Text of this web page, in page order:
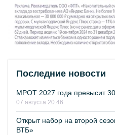
Последние новости
МРОТ 2027 года превысит
07 августа 20:46
Открыт набор на второй
ВТБ»